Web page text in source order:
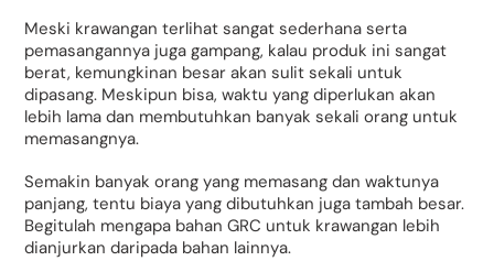
Meski krawangan terlihat sangat sederhana serta
pemasangannya juga gampang, kalau produk ini sangat
berat, kemungkinan besar akan sulit sekali untuk
dipasang. Meskipun bisa, waktu yang diperlukan akan
lebih lama dan membutuhkan banyak sekali orang untuk
memasangnya.
Semakin banyak orang yang memasang dan waktunya
panjang, tentu biaya yang dibutuhkan juga tambah besar.
Begitulah mengapa bahan GRC untuk krawangan lebih
dianjurkan daripada bahan lainnya.